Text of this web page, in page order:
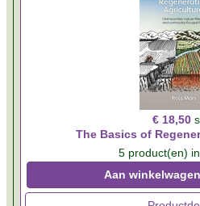
€ 18,50
The Basics of
5 product(en)
Aan